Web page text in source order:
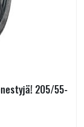
205/55-